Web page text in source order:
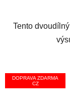
Tento
DOPRAVA ZDARMA
CZ